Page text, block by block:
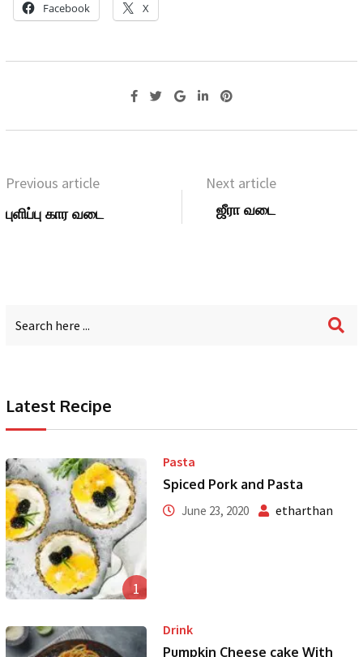
Facebook X
Previous article
புளிப்பு கார வடை
Next article
ஜீரா வடை
Latest Recipe
1
Pasta
Spiced Pork and Pasta
June 23, 2020 etharthan
Drink
Pumpkin Cheese cake With